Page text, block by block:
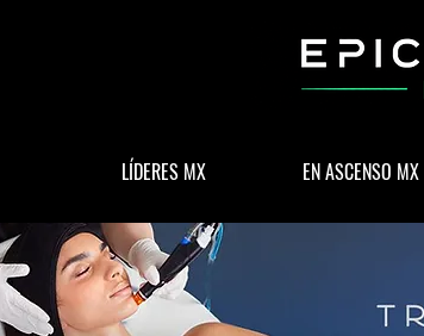
LÍDERES MX EN ASCENSO MX